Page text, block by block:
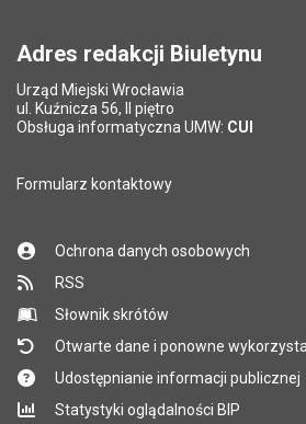
*
Pole wymagane
Adres redakcji Biuletynu
Urząd Miejski Wrocławia
ul. Kuźnicza 56, II piętro
Obsługa informatyczna UMW: CUI
Formularz kontaktowy
Ochrona danych osobowych
RSS
Słownik skrótów
Otwarte dane i ponowne
Udostępnianie informacji publicznej
Statystyki oglądalności BIP